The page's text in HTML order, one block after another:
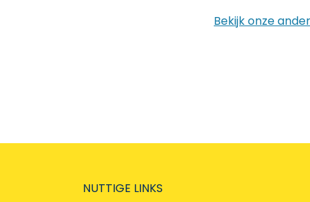
Bekijk onze
NUTTIGE LINKS